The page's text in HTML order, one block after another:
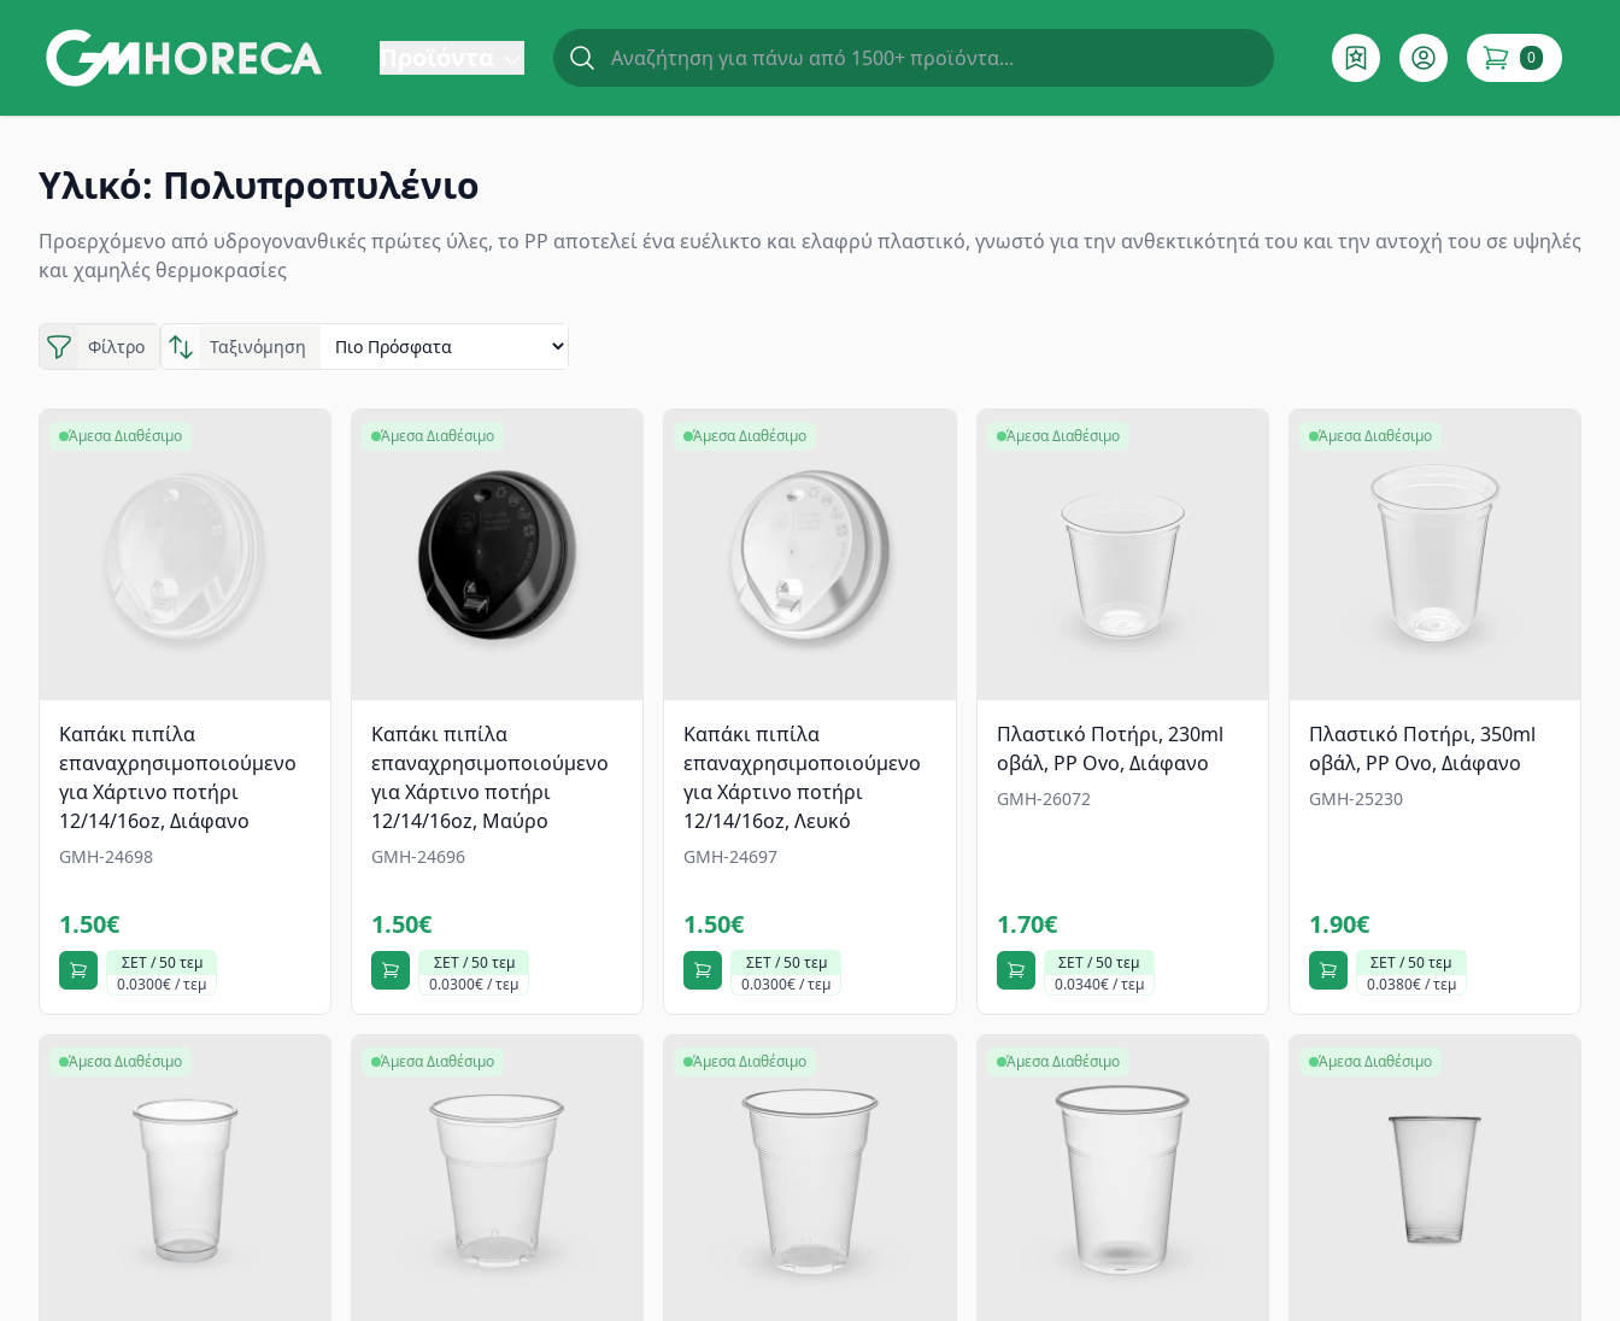
Υλικό: Πολυπροπυλένιο | GM Horeca ΕπιθυμητόAccount 0
items in cart
Υλικό: Πολυπροπυλένιο
Προερχόμενο από υδρογονανθικές πρώτες ύλες, το PP αποτελεί ένα ευέλικτο και ελαφρύ πλαστικό, γνωστό για την ανθεκτικότητά του και την αντοχή του σε υψηλές
και χαμηλές θερμοκρασίες
Φίλτρο Ταξινόμηση
Καπάκι πιπίλα
επαναχρησιμοποιούμενο
για Χάρτινο ποτήρι
12/14/16oz, Διάφανο
GMH-24698
1.50€
ΣΕΤ / 50 τεμ
0.0300€ / τεμ
Άμεσα Διαθέσιμο
Καπάκι πιπίλα
επαναχρησιμοποιούμενο
για Χάρτινο ποτήρι
12/14/16oz, Mαύρο
GMH-24696
1.50€
ΣΕΤ / 50 τεμ
0.0300€ / τεμ
Άμεσα Διαθέσιμο
Καπάκι πιπίλα
επαναχρησιμοποιούμενο
για Χάρτινο ποτήρι
12/14/16oz, Λευκό
GMH-24697
1.50€
ΣΕΤ / 50 τεμ
0.0300€ / τεμ
Άμεσα Διαθέσιμο
Πλαστικό Ποτήρι, 230ml
οβάλ, PP Ovo, Διάφανο
GMH-26072
1.70€
ΣΕΤ / 50 τεμ
0.0340€ / τεμ
Άμεσα Διαθέσιμο
Πλαστικό Ποτήρι, 350ml
οβάλ, PP Ovo, Διάφανο
GMH-25230
1.90€
ΣΕΤ / 50 τεμ
0.0380€ / τεμ
Άμεσα Διαθέσιμο
Άμεσα Διαθέσιμο Άμεσα Διαθέσιμο Άμεσα Διαθέσιμο Άμεσα Διαθέσιμο Άμεσα Διαθέσιμο